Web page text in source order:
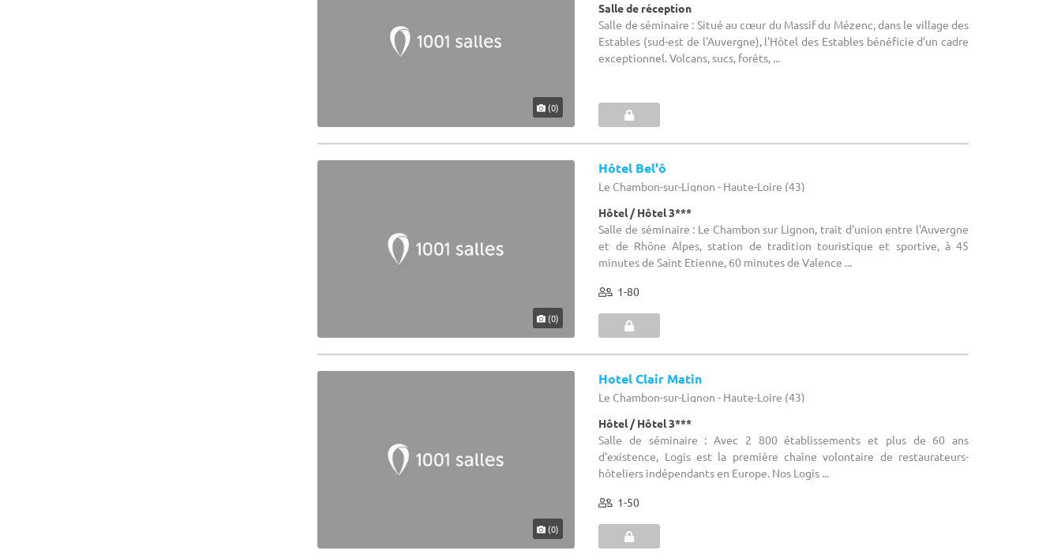
(0)
Salle de réception
Salle de séminaire : Situé au cœur du Massif du Mézenc, dans le village des
Estables (sud-est de l'Auvergne), l'Hôtel des Estables bénéficie d'un cadre
exceptionnel. Volcans, sucs, forêts, ...
(0)
Hôtel Bel'ô
Le Chambon-sur-Lignon - Haute-Loire (43)
Hôtel / Hôtel 3***
Salle de séminaire : Le Chambon sur Lignon, trait d'union entre l'Auvergne
et de Rhône Alpes, station de tradition touristique et sportive, à 45
minutes de Saint Etienne, 60 minutes de Valence ...
1-80
(0)
Hotel Clair Matin
Le Chambon-sur-Lignon - Haute-Loire (43)
Hôtel / Hôtel 3***
Salle de séminaire : Avec 2 800 établissements et plus de 60 ans
d'existence, Logis est la première chaîne volontaire de restaurateurs-
hôteliers indépendants en Europe. Nos Logis ...
1-50